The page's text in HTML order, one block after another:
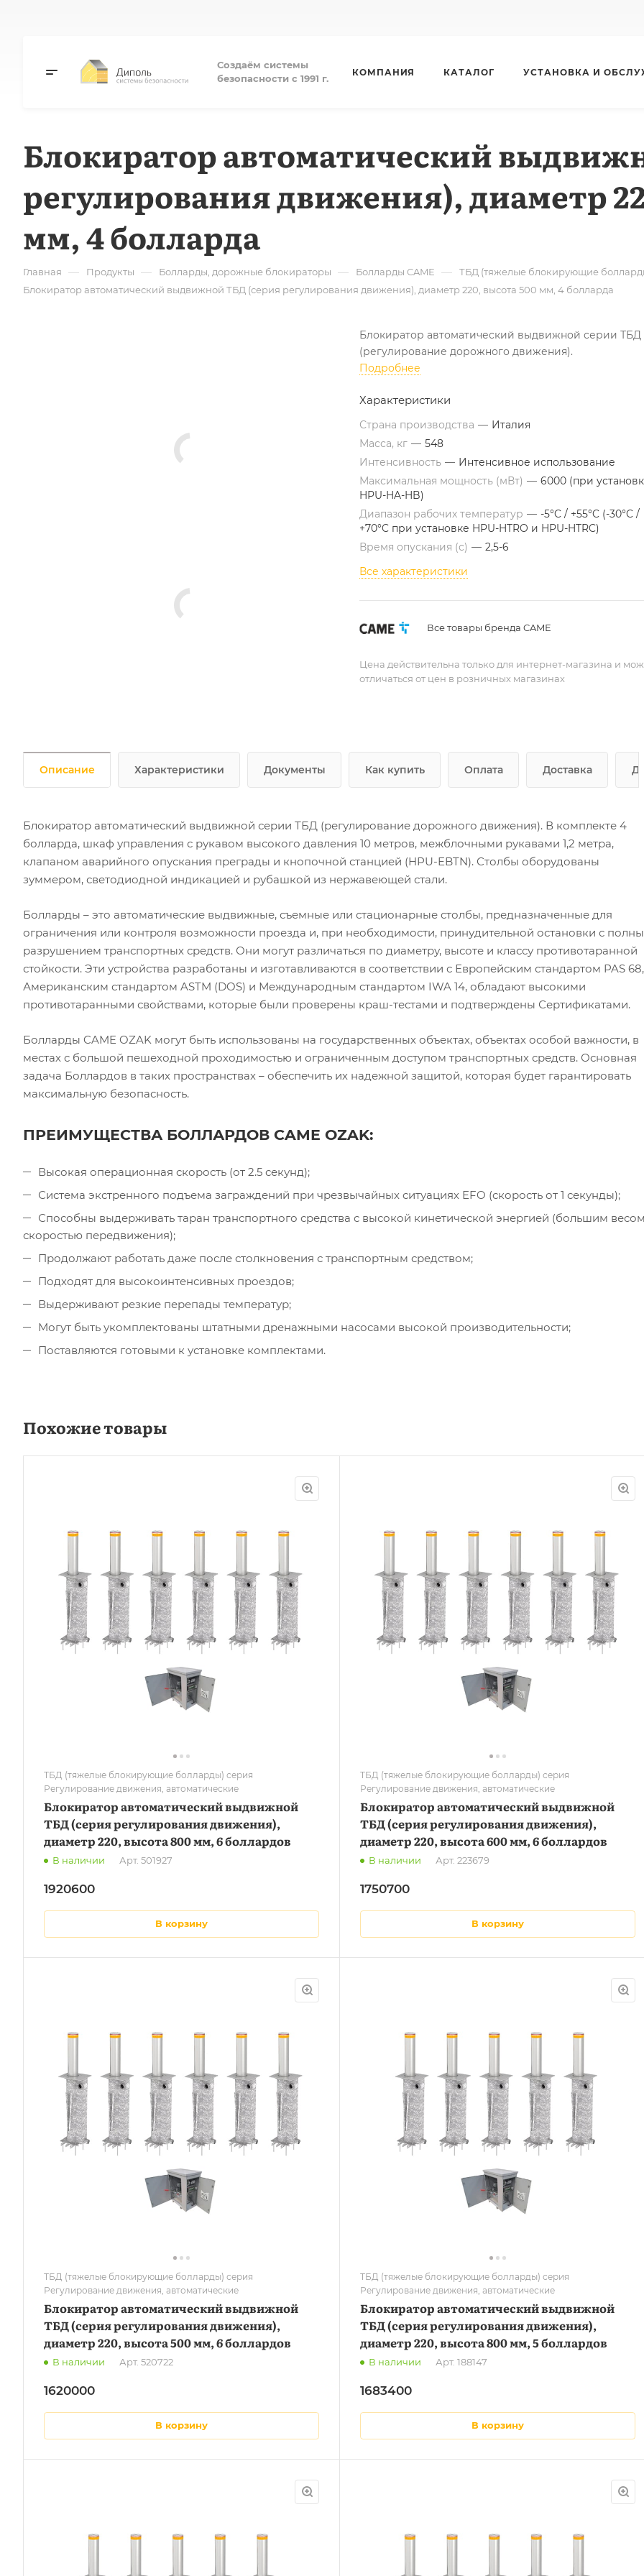
Создаём системы
безопасности с 1991 г.
КОМПАНИЯ КАТАЛОГ УСТАНОВКА И
Блокиратор автоматический
регулирования движения), диаметр
мм, 4 болларда
Главная — Продукты — Болларды, дорожные блокираторы — Болларды CAME — ТБД (тяжелые блокирующие
Блокиратор автоматический выдвижной ТБД (серия регулирования движения), диаметр 220, высота 500 мм, 4 болларда
Блокиратор автоматический выдвижной серии ТБД
(регулирование дорожного движения).
Подробнее
Характеристики
Страна производства — Италия
Масса, кг — 548
Интенсивность — Интенсивное использование
Максимальная мощность (мВт) — 6000 (при
HPU-HA-HB)
Диапазон рабочих температур — -5°C / +55°C (-30°C /
+70°C при установке HPU-HTRO и HPU-HTRC)
Время опускания (с) — 2,5-6
Все характеристики
Все товары бренда CAME
Цена действительна только для интернет-магазина и
отличаться от цен в розничных магазинах
Описание Характеристики Документы Как купить Оплата Доставка
Блокиратор автоматический выдвижной серии ТБД (регулирование дорожного движения). В комплекте 4
болларда, шкаф управления с рукавом высокого давления 10 метров, межблочными рукавами 1,2 метра,
клапаном аварийного опускания преграды и кнопочной станцией (HPU-EBTN). Столбы оборудованы
зуммером, светодиодной индикацией и рубашкой из нержавеющей стали.
Болларды – это автоматические выдвижные, съемные или стационарные столбы, предназначенные для
ограничения или контроля возможности проезда и, при необходимости, принудительной остановки с
разрушением транспортных средств. Они могут различаться по диаметру, высоте и классу противотаранной
стойкости. Эти устройства разработаны и изготавливаются в соответствии с Европейским стандартом PAS 68,
Американским стандартом ASTM (DOS) и Международным стандартом IWA 14, обладают высокими
противотаранными свойствами, которые были проверены краш-тестами и подтверждены Сертификатами.
Болларды CAME OZAK могут быть использованы на государственных объектах, объектах особой важности, в
местах с большой пешеходной проходимостью и ограниченным доступом транспортных средств. Основная
задача Боллардов в таких пространствах – обеспечить их надежной защитой, которая будет гарантировать
максимальную безопасность.
ПРЕИМУЩЕСТВА БОЛЛАРДОВ CAME OZAK:
Высокая операционная скорость (от 2.5 секунд);
Система экстренного подъема заграждений при чрезвычайных ситуациях EFO (скорость от 1 секунды);
Способны выдерживать таран транспортного средства с высокой кинетической энергией (большим
скоростью передвижения);
Продолжают работать даже после столкновения с транспортным средством;
Подходят для высокоинтенсивных проездов;
Выдерживают резкие перепады температур;
Могут быть укомплектованы штатными дренажными насосами высокой производительности;
Поставляются готовыми к установке комплектами.
Похожие товары
ТБД (тяжелые блокирующие болларды) серия
Регулирование движения, автоматические
Блокиратор автоматический выдвижной
ТБД (серия регулирования движения),
диаметр 220, высота 800 мм, 6 боллардов
В наличии Арт. 501927
1920600
в корзину
ТБД (тяжелые блокирующие болларды) серия
Регулирование движения, автоматические
Блокиратор автоматический выдвижной
ТБД (серия регулирования движения),
диаметр 220, высота 600 мм, 6 боллардов
В наличии Арт. 223679
1750700
в корзину
ТБД (тяжелые блокирующие болларды) серия
Регулирование движения, автоматические
Блокиратор автоматический выдвижной
ТБД (серия регулирования движения),
диаметр 220, высота 500 мм, 6 боллардов
В наличии Арт. 520722
1620000
в корзину
ТБД (тяжелые блокирующие болларды) серия
Регулирование движения, автоматические
Блокиратор автоматический выдвижной
ТБД (серия регулирования движения),
диаметр 220, высота 800 мм, 5 боллардов
В наличии Арт. 188147
1683400
в корзину